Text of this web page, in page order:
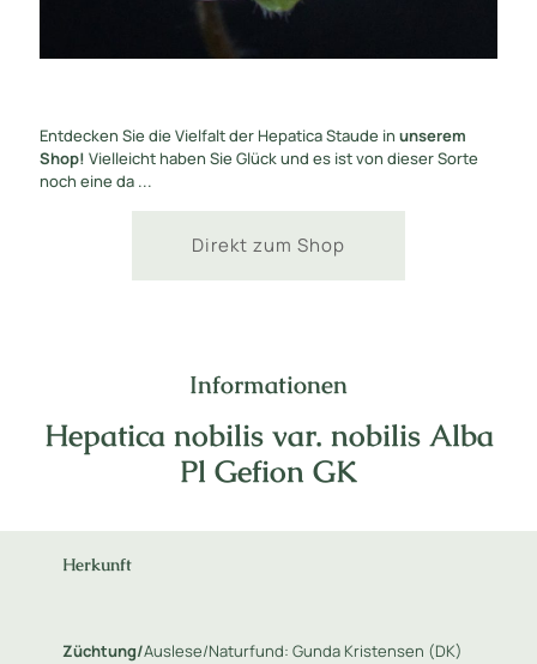
Entdecken Sie die Vielfalt der Hepatica Staude in unserem
Shop! Vielleicht haben Sie Glück und es ist von dieser Sorte
noch eine da ...
Direkt zum Shop
Informationen
Hepatica nobilis var. nobilis Alba
Pl Gefion GK
Herkunft
Züchtung/Auslese/Naturfund: Gunda Kristensen (DK)